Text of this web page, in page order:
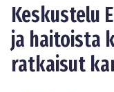
Keskustelu
ja haitoista
ratkaisut